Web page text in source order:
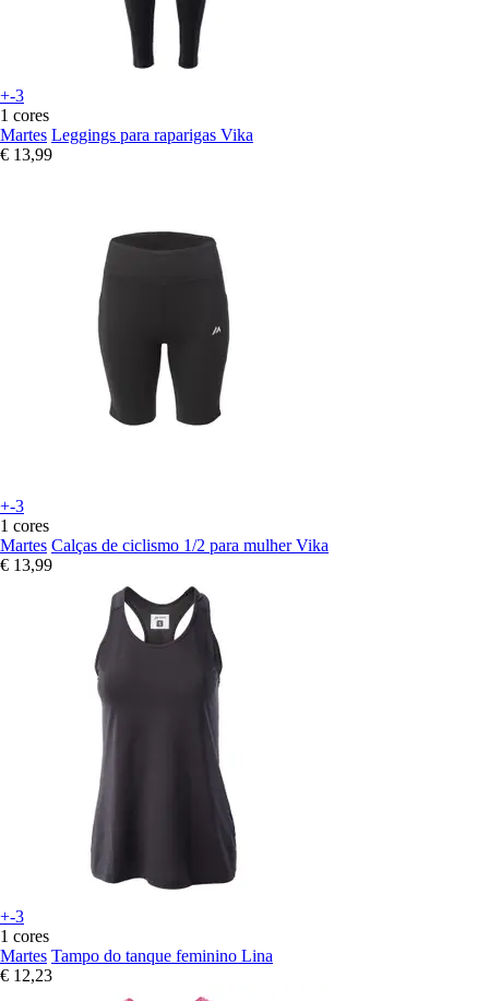
+-3
1 cores
Martes Leggings para raparigas Vika
€ 13,99
+-3
1 cores
Martes Calças de ciclismo 1/2 para mulher Vika
€ 13,99
+-3
1 cores
Martes Tampo do tanque feminino Lina
€ 12,23